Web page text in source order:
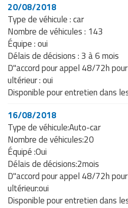
20/08/2018
Type de véhicule : car
Nombre de véhicules : 143
Équipe : oui
Délais de décisions : 3 à 6 mois
D"accord pour appel 48/72h
ultérieur : oui
Disponible pour entretien dans
16/08/2018
Type de véhicule:Auto-car
Nombre de véhicules:20
Équipé :Oui
Délais de décisions:2mois
D"accord pour appel 48/72h
ultérieur:oui
Disponible pour entretien dans